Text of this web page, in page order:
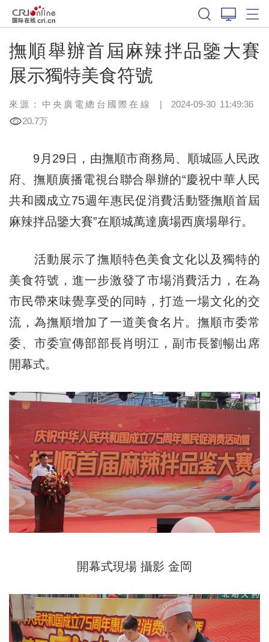
撫順舉辦首屆麻辣拌品鑒大賽
展示獨特美食符號
來源：中央廣電總台國際在線 | 2024-09-30 11:49:36
20.7万
9月29日，由撫順市商務局、順城區人民政
府、撫順廣播電視台聯合舉辦的“慶祝中華人民
共和國成立75週年惠民促消費活動暨撫順首屆
麻辣拌品鑒大賽”在順城萬達廣場西廣場舉行。
活動展示了撫順特色美食文化以及獨特的
美食符號，進一步激發了市場消費活力，在為
市民帶來味覺享受的同時，打造一場文化的交
流，為撫順增加了一道美食名片。撫順市委常
委、市委宣傳部部長肖明江，副市長劉暢出席
開幕式。
開幕式現場 攝影 金岡